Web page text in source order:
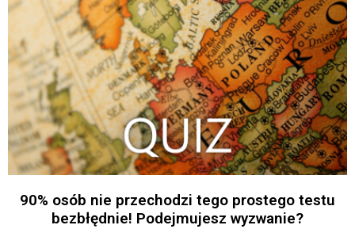
90% osób nie przechodzi tego prostego testu
bezbłędnie! Podejmujesz wyzwanie?